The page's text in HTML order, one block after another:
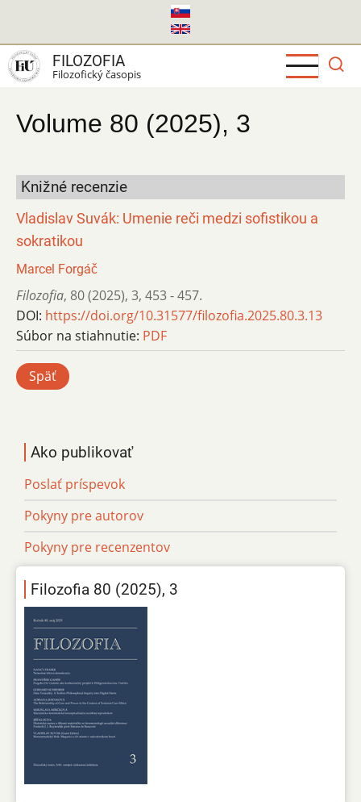
hlavný
obsah
FILOZOFIA
Filozofický časopis
Volume 80 (2025), 3
Knižné recenzie
Vladislav Suvák: Umenie reči medzi sofistikou a
sokratikou
Marcel Forgáč
Filozofia, 80 (2025), 3, 453 - 457.
DOI: https://doi.org/10.31577/filozofia.2025.80.3.13
Súbor na stiahnutie: PDF
Späť
Ako publikovať
Poslať príspevok
Pokyny pre autorov
Pokyny pre recenzentov
Filozofia 80 (2025), 3